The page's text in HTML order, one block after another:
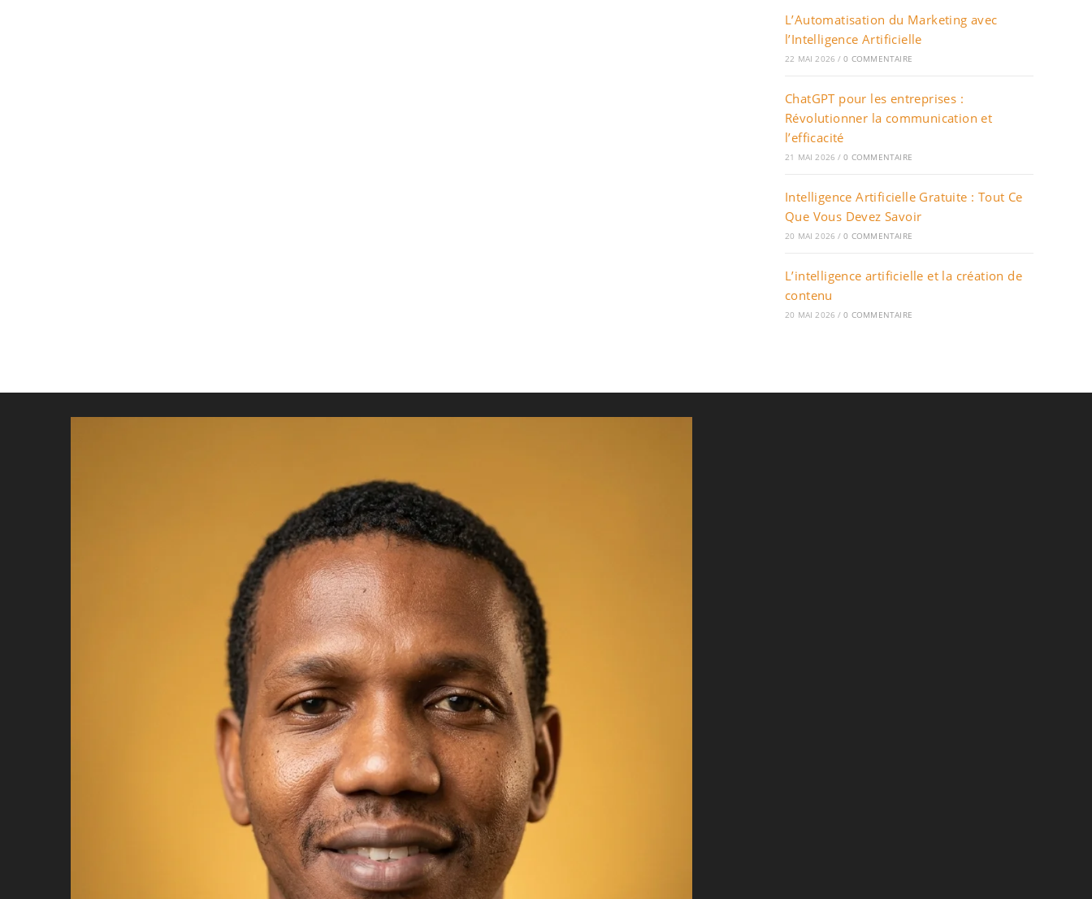
L’Automatisation du Marketing avec
l’Intelligence Artificielle
22 MAI 2026 / 0 COMMENTAIRE
ChatGPT pour les entreprises :
Révolutionner la communication et
l’efficacité
21 MAI 2026 / 0 COMMENTAIRE
Intelligence Artificielle Gratuite : Tout Ce
Que Vous Devez Savoir
20 MAI 2026 / 0 COMMENTAIRE
L’intelligence artificielle et la création de
contenu
20 MAI 2026 / 0 COMMENTAIRE